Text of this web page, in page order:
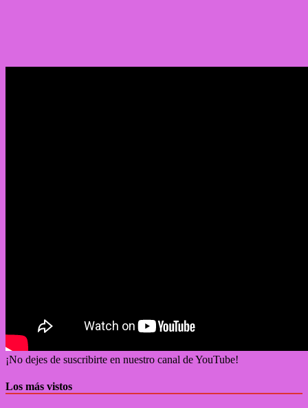
¡No dejes de suscribirte en nuestro canal de YouTube!
Los más vistos